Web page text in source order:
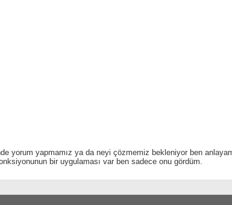
yorum yapmamız ya da neyi çözmemiz bekleniyor ben
bir uygulaması var ben sadece onu gördüm.